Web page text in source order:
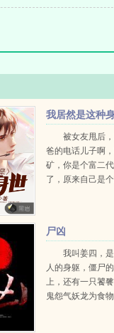
我居然是这种
被女友甩后
爸的电话儿子啊
矿，你是个富二
了，原来自己是
尸凶
我叫姜四，
人的身躯，僵尸
上，还有一只饕
鬼怨气妖龙为食